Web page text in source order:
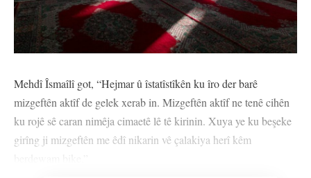
Mehdî Îsmaîlî got, “Hejmar û îstatîstîkên ku îro der barê
mizgeftên aktîf de gelek xerab in. Mizgeftên aktîf ne tenê cihên
ku rojê sê caran nimêja cimaetê lê tê kirinin. Xuya ye ku beşeke
girîng ji mizgeftên me êdî nikarin vê çalakiya herî kêm